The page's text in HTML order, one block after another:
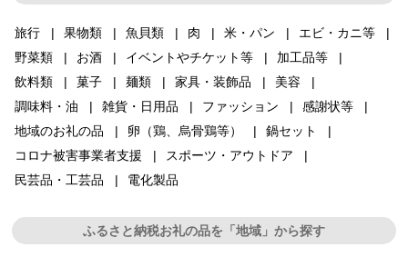
旅行 果物類 魚貝類 肉 米・パン
エビ・カニ等
野菜類
お酒 イベントやチケット等
加工品等
飲料類
菓子 麺類 家具・装飾品
美容
調味料・油
雑貨・日用品 ファッション
感謝状等
地域のお礼の品
卵（鶏、烏骨鶏等）
鍋セット
コロナ被害事業者支援
スポーツ・アウトドア
民芸品・工芸品
電化製品
ふるさと納税お礼の品を「地域」から探す